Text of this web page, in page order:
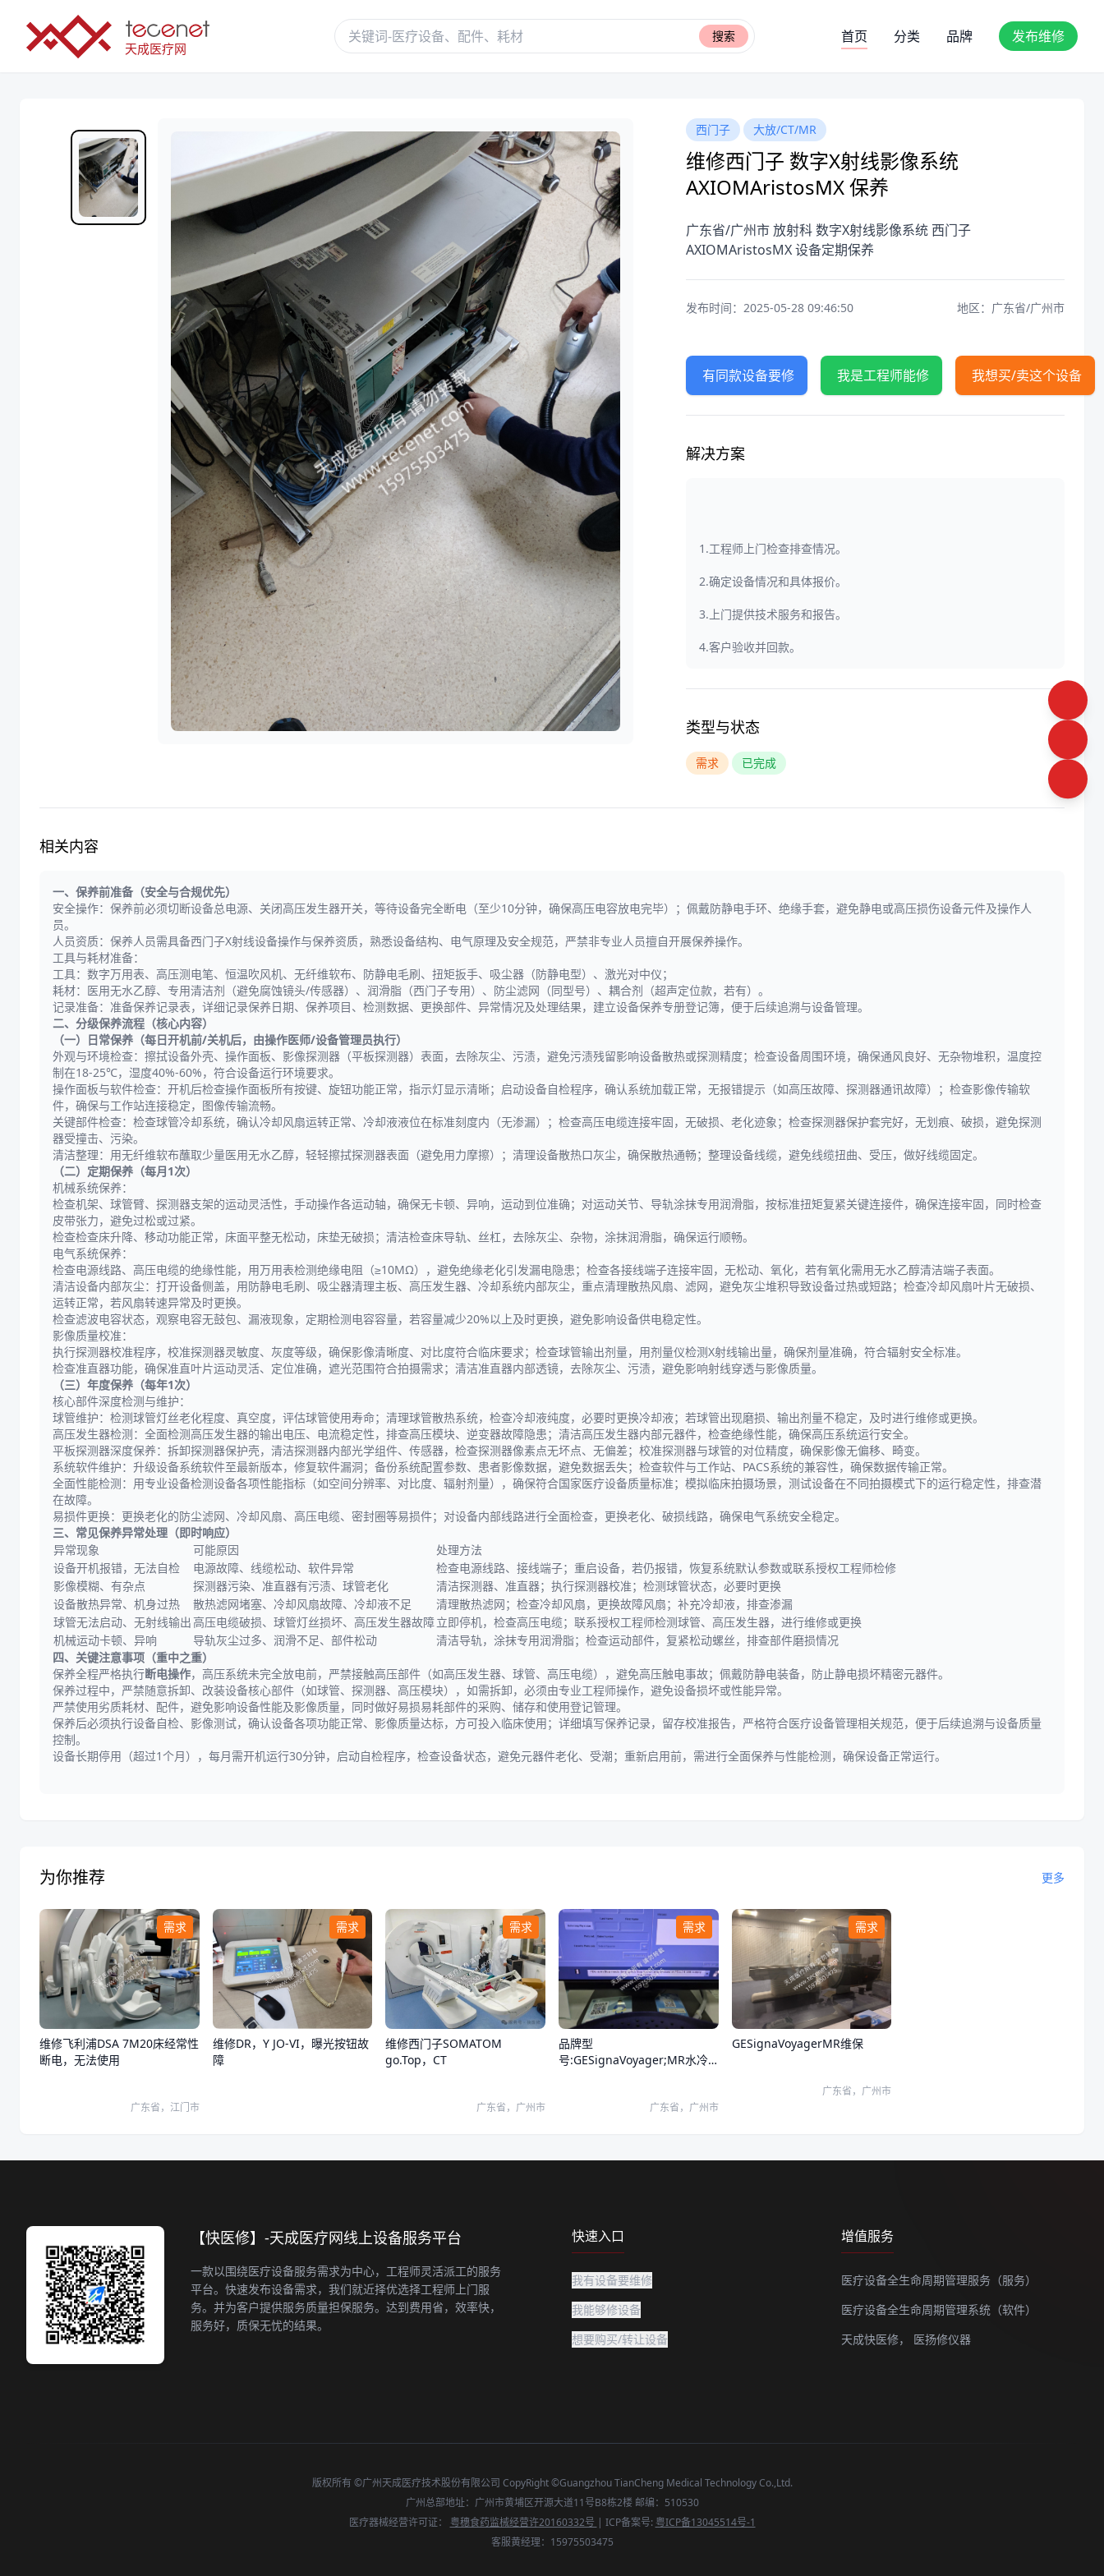
天成医疗网
搜索 首页 分类 品牌 发布维修
西门子 大放/CT/MR
维修西门子 数字X射线影像系统
AXIOMAristosMX 保养
广东省/广州市 放射科 数字X射线影像系统 西门子
AXIOMAristosMX 设备定期保养
发布时间：2025-05-28 09:46:50 地区：广东省/广州市
有同款设备要修 我是工程师能修 我想买/卖这个设备
解决方案
1.工程师上门检查排查情况。
2.确定设备情况和具体报价。
3.上门提供技术服务和报告。
4.客户验收并回款。
类型与状态
需求 已完成
相关内容
一、保养前准备（安全与合规优先）
安全操作：保养前必须切断设备总电源、关闭高压发生器开关，等待设备完全断电（至少10分钟，确保高压电容放电完毕）；佩戴防静电手环、绝缘手套，避免静电或高压损伤设备元件及操作人
员。
人员资质：保养人员需具备西门子X射线设备操作与保养资质，熟悉设备结构、电气原理及安全规范，严禁非专业人员擅自开展保养操作。
工具与耗材准备：
工具：数字万用表、高压测电笔、恒温吹风机、无纤维软布、防静电毛刷、扭矩扳手、吸尘器（防静电型）、激光对中仪；
耗材：医用无水乙醇、专用清洁剂（避免腐蚀镜头/传感器）、润滑脂（西门子专用）、防尘滤网（同型号）、耦合剂（超声定位款，若有）。
记录准备：准备保养记录表，详细记录保养日期、保养项目、检测数据、更换部件、异常情况及处理结果，建立设备保养专册登记簿，便于后续追溯与设备管理。
二、分级保养流程（核心内容）
（一）日常保养（每日开机前/关机后，由操作医师/设备管理员执行）
外观与环境检查：擦拭设备外壳、操作面板、影像探测器（平板探测器）表面，去除灰尘、污渍，避免污渍残留影响设备散热或探测精度；检查设备周围环境，确保通风良好、无杂物堆积，温度控
制在18-25℃，湿度40%-60%，符合设备运行环境要求。
操作面板与软件检查：开机后检查操作面板所有按键、旋钮功能正常，指示灯显示清晰；启动设备自检程序，确认系统加载正常，无报错提示（如高压故障、探测器通讯故障）；检查影像传输软
件，确保与工作站连接稳定，图像传输流畅。
关键部件检查：检查球管冷却系统，确认冷却风扇运转正常、冷却液液位在标准刻度内（无渗漏）；检查高压电缆连接牢固，无破损、老化迹象；检查探测器保护套完好，无划痕、破损，避免探测
器受撞击、污染。
清洁整理：用无纤维软布蘸取少量医用无水乙醇，轻轻擦拭探测器表面（避免用力摩擦）；清理设备散热口灰尘，确保散热通畅；整理设备线缆，避免线缆扭曲、受压，做好线缆固定。
（二）定期保养（每月1次）
机械系统保养：
检查机架、球管臂、探测器支架的运动灵活性，手动操作各运动轴，确保无卡顿、异响，运动到位准确；对运动关节、导轨涂抹专用润滑脂，按标准扭矩复紧关键连接件，确保连接牢固，同时检查
皮带张力，避免过松或过紧。
检查检查床升降、移动功能正常，床面平整无松动，床垫无破损；清洁检查床导轨、丝杠，去除灰尘、杂物，涂抹润滑脂，确保运行顺畅。
电气系统保养：
检查电源线路、高压电缆的绝缘性能，用万用表检测绝缘电阻（≥10MΩ），避免绝缘老化引发漏电隐患；检查各接线端子连接牢固，无松动、氧化，若有氧化需用无水乙醇清洁端子表面。
清洁设备内部灰尘：打开设备侧盖，用防静电毛刷、吸尘器清理主板、高压发生器、冷却系统内部灰尘，重点清理散热风扇、滤网，避免灰尘堆积导致设备过热或短路；检查冷却风扇叶片无破损、
运转正常，若风扇转速异常及时更换。
检查滤波电容状态，观察电容无鼓包、漏液现象，定期检测电容容量，若容量减少20%以上及时更换，避免影响设备供电稳定性。
影像质量校准：
执行探测器校准程序，校准探测器灵敏度、灰度等级，确保影像清晰度、对比度符合临床要求；检查球管输出剂量，用剂量仪检测X射线输出量，确保剂量准确，符合辐射安全标准。
检查准直器功能，确保准直叶片运动灵活、定位准确，遮光范围符合拍摄需求；清洁准直器内部透镜，去除灰尘、污渍，避免影响射线穿透与影像质量。
（三）年度保养（每年1次）
核心部件深度检测与维护：
球管维护：检测球管灯丝老化程度、真空度，评估球管使用寿命；清理球管散热系统，检查冷却液纯度，必要时更换冷却液；若球管出现磨损、输出剂量不稳定，及时进行维修或更换。
高压发生器检测：全面检测高压发生器的输出电压、电流稳定性，排查高压模块、逆变器故障隐患；清洁高压发生器内部元器件，检查绝缘性能，确保高压系统运行安全。
平板探测器深度保养：拆卸探测器保护壳，清洁探测器内部光学组件、传感器，检查探测器像素点无坏点、无偏差；校准探测器与球管的对位精度，确保影像无偏移、畸变。
系统软件维护：升级设备系统软件至最新版本，修复软件漏洞；备份系统配置参数、患者影像数据，避免数据丢失；检查软件与工作站、PACS系统的兼容性，确保数据传输正常。
全面性能检测：用专业设备检测设备各项性能指标（如空间分辨率、对比度、辐射剂量），确保符合国家医疗设备质量标准；模拟临床拍摄场景，测试设备在不同拍摄模式下的运行稳定性，排查潜
在故障。
易损件更换：更换老化的防尘滤网、冷却风扇、高压电缆、密封圈等易损件；对设备内部线路进行全面检查，更换老化、破损线路，确保电气系统安全稳定。
三、常见保养异常处理（即时响应）
异常现象
可能原因
处理方法
设备开机报错，无法自检
电源故障、线缆松动、软件异常
检查电源线路、接线端子；重启设备，若仍报错，恢复系统默认参数或联系授权工程师检修
影像模糊、有杂点
探测器污染、准直器有污渍、球管老化
清洁探测器、准直器；执行探测器校准；检测球管状态，必要时更换
设备散热异常、机身过热
散热滤网堵塞、冷却风扇故障、冷却液不足
清理散热滤网；检查冷却风扇，更换故障风扇；补充冷却液，排查渗漏
球管无法启动、无射线输出高压电缆破损、球管灯丝损坏、高压发生器故障立即停机，检查高压电缆；联系授权工程师检测球管、高压发生器，进行维修或更换
机械运动卡顿、异响
导轨灰尘过多、润滑不足、部件松动
清洁导轨，涂抹专用润滑脂；检查运动部件，复紧松动螺丝，排查部件磨损情况
四、关键注意事项（重中之重）
保养全程严格执行断电操作，高压系统未完全放电前，严禁接触高压部件（如高压发生器、球管、高压电缆），避免高压触电事故；佩戴防静电装备，防止静电损坏精密元器件。
保养过程中，严禁随意拆卸、改装设备核心部件（如球管、探测器、高压模块），如需拆卸，必须由专业工程师操作，避免设备损坏或性能异常。
严禁使用劣质耗材、配件，避免影响设备性能及影像质量，同时做好易损易耗部件的采购、储存和使用登记管理。
保养后必须执行设备自检、影像测试，确认设备各项功能正常、影像质量达标，方可投入临床使用；详细填写保养记录，留存校准报告，严格符合医疗设备管理相关规范，便于后续追溯与设备质量
控制。
设备长期停用（超过1个月），每月需开机运行30分钟，启动自检程序，检查设备状态，避免元器件老化、受潮；重新启用前，需进行全面保养与性能检测，确保设备正常运行。
为你推荐 更多
需求
维修飞利浦DSA 7M20床经常性
断电，无法使用
广东省，江门市
需求
维修DR，Y JO-VI，曝光按钮故
障
需求
维修西门子SOMATOM
go.Top，CT
广东省，广州市
需求
品牌型
号:GESignaVoyager;MR水冷
广东省，广州市
需求
GESignaVoyagerMR维保
广东省，广州市
【快医修】-天成医疗网线上设备服务平台
一款以围绕医疗设备服务需求为中心，工程师灵活派工的服务
平台。快速发布设备需求，我们就近择优选择工程师上门服
务。并为客户提供服务质量担保服务。达到费用省，效率快，
服务好，质保无忧的结果。
快速入口
我有设备要维修
我能够修设备
想要购买/转让设备
增值服务
医疗设备全生命周期管理服务（服务）
医疗设备全生命周期管理系统（软件）
天成快医修，
医扬修仪器
版权所有 ©广州天成医疗技术股份有限公司 CopyRight ©Guangzhou TianCheng Medical Technology Co.,Ltd.
广州总部地址：广州市黄埔区开源大道11号B8栋2楼 邮编：510530
医疗器械经营许可证： 粤穗食药监械经营许20160332号 | ICP备案号: 粤ICP备13045514号-1
客服黄经理：15975503475